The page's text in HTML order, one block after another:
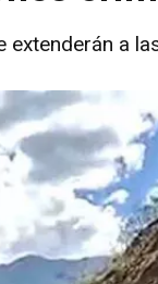
a